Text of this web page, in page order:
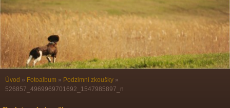
Úvod » Fotoalbum » Podzimní zkoušky »
526857_4969969701692_1547985897_n